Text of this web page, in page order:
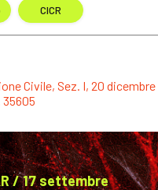
CICR
Civile, Sez. I, 20 dicembre
35605
/ 17 settembre